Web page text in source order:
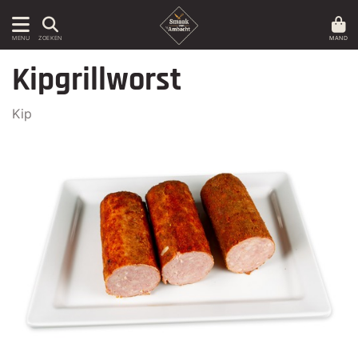
MENU ZOEKEN MAND
Kipgrillworst
Kip